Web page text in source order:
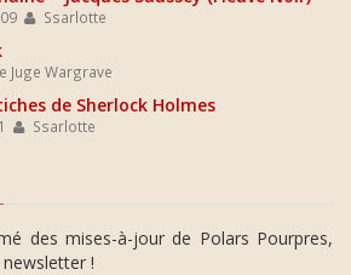
Ssarlotte
Juge Wargrave
de Sherlock Holmes
Ssarlotte
des mises-à-jour de Polars Pourpres,
!